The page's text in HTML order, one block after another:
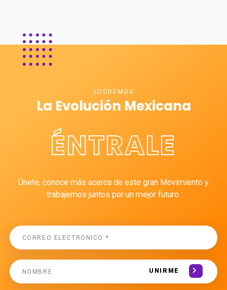
LOGREMOS
La Evolución Mexicana
ÉNTRALE
Únete, conoce más acerca de este gran Movimiento y
trabajemos juntos por un mejor futuro.
UNIRME